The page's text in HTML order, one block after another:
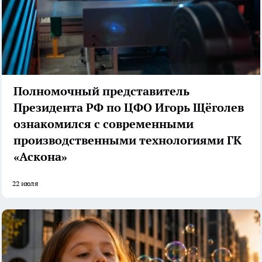
Полномочный представитель
Президента РФ по ЦФО Игорь Щёголев
ознакомился с современными
производственными технологиями ГК
«Аскона»
22 июля